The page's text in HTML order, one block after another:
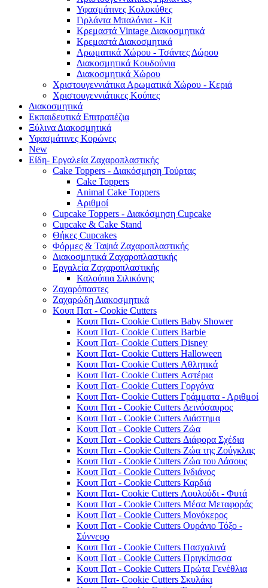
Υφασμάτινες Κολοκύθες
Γιρλάντα Μπαλόνια - Kit
Κρεμαστά Vintage Διακοσμητικά
Κρεμαστά Διακοσμητικά
Αρωματικά Χώρου - Τσάντες Δώρου
Διακοσμητικά Κουδούνια
Διακοσμητικά Χώρου
Χριστουγεννιάτικα Αρωματικά Χώρου - Κεριά
Χριστουγεννιάτικες Κούπες
Διακοσμητικά
Εκπαιδευτικά Επιτραπέζια
Ξύλινα Διακοσμητικά
Υφασμάτινες Κορώνες
New
Είδη- Εργαλεία Ζαχαροπλαστικής
Cake Toppers - Διακόσμηση Τούρτας
Cake Toppers
Animal Cake Toppers
Αριθμοί
Cupcake Toppers - Διακόσμηση Cupcake
Cupcake & Cake Stand
Θήκες Cupcakes
Φόρμες & Ταψιά Ζαχαροπλαστικής
Διακοσμητικά Ζαχαροπλαστικής
Εργαλεία Ζαχαροπλαστικής
Καλούπια Σιλικόνης
Ζαχαρόπαστες
Ζαχαρώδη Διακοσμητικά
Κουπ Πατ - Cookie Cutters
Κουπ Πατ- Cookie Cutters Baby Shower
Κουπ Πατ- Cookie Cutters Barbie
Κουπ Πατ- Cookie Cutters Disney
Κουπ Πατ- Cookie Cutters Halloween
Κουπ Πατ- Cookie Cutters Αθλητικά
Κουπ Πατ- Cookie Cutters Αστέρια
Κουπ Πατ- Cookie Cutters Γοργόνα
Κουπ Πατ- Cookie Cutters Γράμματα - Αριθμοί
Κουπ Πατ - Cookie Cutters Δεινόσαυρος
Κουπ Πατ - Cookie Cutters Διάστημα
Κουπ Πατ - Cookie Cutters Ζώα
Κουπ Πατ - Cookie Cutters Διάφορα Σχέδια
Κουπ Πατ - Cookie Cutters Ζώα της Ζούγκλας
Κουπ Πατ - Cookie Cutters Ζώα του Δάσους
Κουπ Πατ - Cookie Cutters Ινδιάνος
Κουπ Πατ - Cookie Cutters Καρδιά
Κουπ Πατ- Cookie Cutters Λουλούδι - Φυτά
Κουπ Πατ - Cookie Cutters Μέσα Μεταφοράς
Κουπ Πατ - Cookie Cutters Μονόκερος
Κουπ Πατ - Cookie Cutters Ουράνιο Τόξο -
Σύννεφο
Κουπ Πατ - Cookie Cutters Πασχαλινά
Κουπ Πατ - Cookie Cutters Πριγκίπισσα
Κουπ Πατ - Cookie Cutters Πρώτα Γενέθλια
Κουπ Πατ- Cookie Cutters Σκυλάκι